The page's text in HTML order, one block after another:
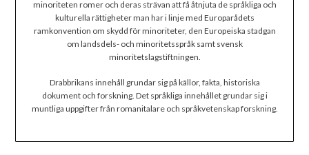
minoriteten romer och deras strävan att få åtnjuta de språkliga och
kulturella rättigheter man har i linje med Europarådets
ramkonvention om skydd för minoriteter, den Europeiska stadgan
om landsdels- och minoritetsspråk samt svensk
minoritetslagstiftningen.
Drabbrikans innehåll grundar sig på källor, fakta, historiska
dokument och forskning. Det språkliga innehållet grundar sig i
muntliga uppgifter från romanitalare och språkvetenskap forskning.